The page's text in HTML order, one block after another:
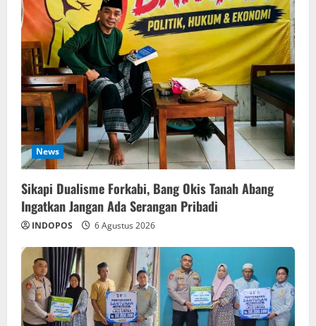
News
Sikapi Dualisme Forkabi, Bang Okis Tanah Abang
Ingatkan Jangan Ada Serangan Pribadi
INDOPOS 6 Agustus 2026